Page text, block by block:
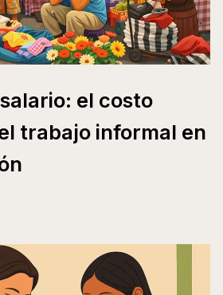
el costo
trabajo informal en